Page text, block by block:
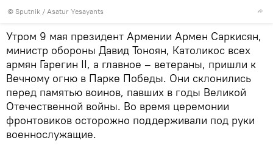
© Sputnik / Asatur Yesayants
Утром 9 мая президент Армении Армен Саркисян,
министр обороны Давид Тоноян, Католикос всех
армян Гарегин II, а главное – ветераны, пришли к
Вечному огню в Парке Победы. Они склонились
перед памятью воинов, павших в годы Великой
Отечественной войны. Во время церемонии
фронтовиков осторожно поддерживали под руки
военнослужащие.